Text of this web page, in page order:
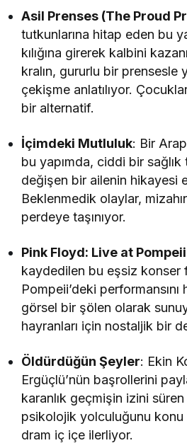
Asil Prenses (The Proud
tutkunlarına hitap eden bu
kılığına girerek kalbini
kralın, gururlu bir prensesle
çekişme anlatılıyor.
bir alternatif.
İçimdeki Mutluluk: Bir
bu yapımda, ciddi bir sağlık
değişen bir ailenin hikayesi
Beklenmedik olaylar,
perdeye taşınıyor.
Pink Floyd: Live at Pompeii
kaydedilen bu eşsiz konser
Pompeii’deki
görsel bir şölen olarak
hayranları için nostaljik bir
Öldürdüğün Şeyler: Ekin
Ergüçlü’nün başrollerini
karanlık geçmişin izini süren
psikolojik yolculuğunu konu
dram iç içe ilerliyor.